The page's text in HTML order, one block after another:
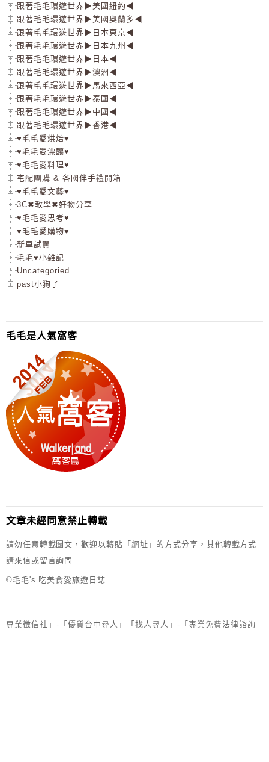
跟著毛毛環遊世界▶美國紐約◀
跟著毛毛環遊世界▶美國奧蘭多◀
跟著毛毛環遊世界▶日本東京◀
跟著毛毛環遊世界▶日本九州◀
跟著毛毛環遊世界▶日本◀
跟著毛毛環遊世界▶澳洲◀
跟著毛毛環遊世界▶馬來西亞◀
跟著毛毛環遊世界▶泰國◀
跟著毛毛環遊世界▶中國◀
跟著毛毛環遊世界▶香港◀
♥毛毛愛烘焙♥
♥毛毛愛漂釀♥
♥毛毛愛料理♥
宅配團購 & 各國伴手禮開箱
♥毛毛愛文藝♥
3C✖教學✖好物分享
♥毛毛愛思考♥
♥毛毛愛購物♥
新車試駕
毛毛♥小雜記
Uncategoried
past小狗子
毛毛是人氣窩客
文章未經同意禁止轉載
請勿任意轉載圖文，歡迎以轉貼「網址」的方式分享，其他轉載方式
請來信或留言詢問
©毛毛's 吃美食愛旅遊日誌
專業徵信社 」-「優質台中尋人 」「找人 尋人 」-「專業免費法律諮詢